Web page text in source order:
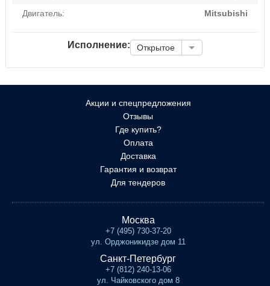
Двигатель:
Mitsubishi
Исполнение: Открытое
Акции и спецпредложения
Отзывы
Где купить?
Оплата
Доставка
Гарантия и возврат
Для тендеров
Москва
+7 (495) 730-37-20
ул. Орджоникидзе дом 11
Санкт-Петербург
+7 (812) 240-13-06
ул. Чайковского дом 8